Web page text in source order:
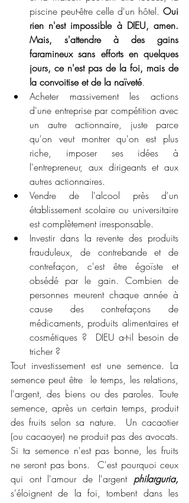
piscine peut-être celle d'un hôtel. Oui
rien n'est impossible à DIEU, amen.
Mais, s'attendre à des gains
faramineux sans efforts en quelques
jours, ce n'est pas de la foi, mais de
la convoitise et de la naïveté.
Acheter massivement les actions
d'une entreprise par compétition avec
un autre actionnaire, juste parce
qu'on veut montrer qu'on est plus
riche, imposer ses idées à
l'entrepreneur, aux dirigeants et aux
autres actionnaires.
Vendre de l'alcool près d'un
établissement scolaire ou universitaire
est complètement irresponsable.
Investir dans la revente des produits
frauduleux, de contrebande et de
contrefaçon, c'est être égoïste et
obsédé par le gain. Combien de
personnes meurent chaque année à
cause des contrefaçons de
médicaments, produits alimentaires et
cosmétiques ?  DIEU a-t-il besoin de
tricher ?
Tout investissement est une semence. La
semence peut être  le temps, les relations,
l'argent, des biens ou des paroles. Toute
semence, après un certain temps, produit
des fruits selon sa nature.  Un cacaotier
(ou cacaoyer) ne produit pas des avocats.
Si ta semence n'est pas bonne, les fruits
ne seront pas bons.  C'est pourquoi ceux
qui ont l'amour de l'argent
s'éloignent de la foi, tombent dans les